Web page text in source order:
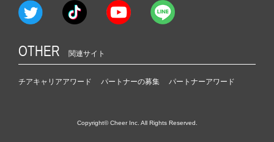
OTHER 関連サイト
チアキャリアアワード パートナーの募集 パートナーアワード
Copyright© Cheer Inc. All Rights Reserved.